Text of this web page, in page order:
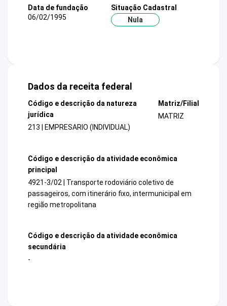
Data de fundação
06/02/1995
Situação Cadastral
Nula
Dados da receita federal
Código e descrição da natureza
jurídica
213 | EMPRESARIO (INDIVIDUAL)
Matriz/Filial
MATRIZ
Código e descrição da atividade econômica
principal
4921-3/02 | Transporte rodoviário coletivo de
passageiros, com itinerário fixo, intermunicipal em
região metropolitana
Código e descrição da atividade econômica
secundária
-